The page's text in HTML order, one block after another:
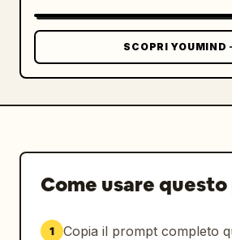
SCOPRI YOUMIND
Come usare
1 Copia il prompt completo